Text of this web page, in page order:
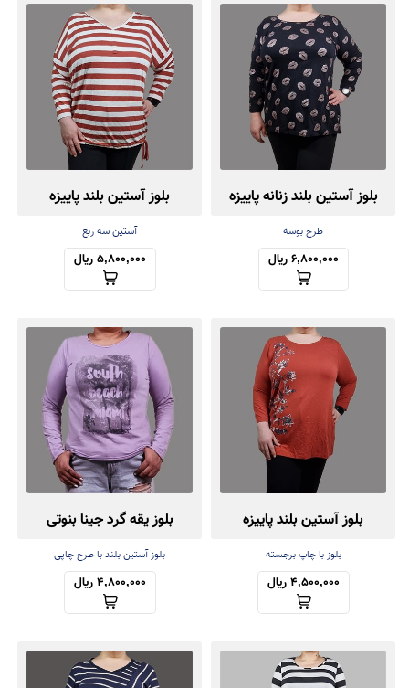
بلوز آستین بلند زنانه پاییزه
طرح بوسه
6,800,000 ریال
بلوز آستین بلند پاییزه
آستین سه ربع
5,800,000 ریال
بلوز آستین بلند پاییزه
بلوز با چاپ برجسته
4,500,000 ریال
بلوز یقه گرد جینا بنوتی
بلوز آستین بلند با طرح چاپی
4,800,000 ریال